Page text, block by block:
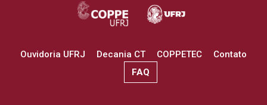
Ouvidoria UFRJ Decania CT COPPETEC
Contato
FAQ